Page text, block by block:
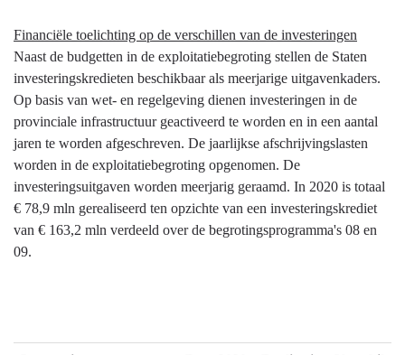
Financiële toelichting op de verschillen van de investeringen
Naast de budgetten in de exploitatiebegroting stellen de Staten
investeringskredieten beschikbaar als meerjarige uitgavenkaders.
Op basis van wet- en regelgeving dienen investeringen in de
provinciale infrastructuur geactiveerd te worden en in een aantal
jaren te worden afgeschreven. De jaarlijkse afschrijvingslasten
worden in de exploitatiebegroting opgenomen. De
investeringsuitgaven worden meerjarig geraamd. In 2020 is totaal
€ 78,9 mln gerealiseerd ten opzichte van een investeringskrediet
van € 163,2 mln verdeeld over de begrotingsprogramma's 08 en
09.